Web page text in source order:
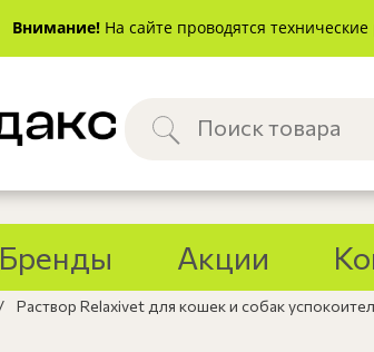
Внимание! На сайте проводятся
Бренды Акции
Раствор Relaxivet для кошек и собак